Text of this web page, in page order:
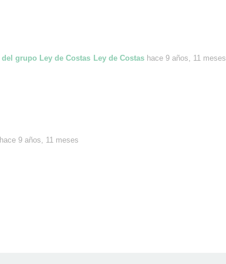
Ley de Costas hace 9 años, 11 meses
hace 9 años, 11 meses